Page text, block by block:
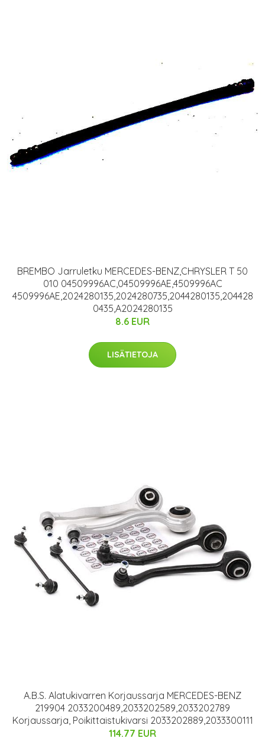
BREMBO Jarruletku MERCEDES-BENZ,CHRYSLER T 50
010 04509996AC,04509996AE,4509996AC
4509996AE,2024280135,2024280735,2044280135,204428
0435,A2024280135
8.6 EUR
LISÄTIETOJA
A.B.S. Alatukivarren Korjaussarja MERCEDES-BENZ
219904 2033200489,2033202589,2033202789
Korjaussarja, Poikittaistukivarsi 2033202889,2033300111
114.77 EUR